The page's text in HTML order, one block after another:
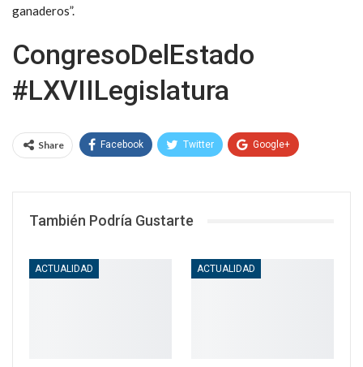
ganaderos”.
CongresoDelEstado
#LXVIILegislatura
Share Facebook Twitter Google+
También Podría Gustarte
ACTUALIDAD ACTUALIDAD